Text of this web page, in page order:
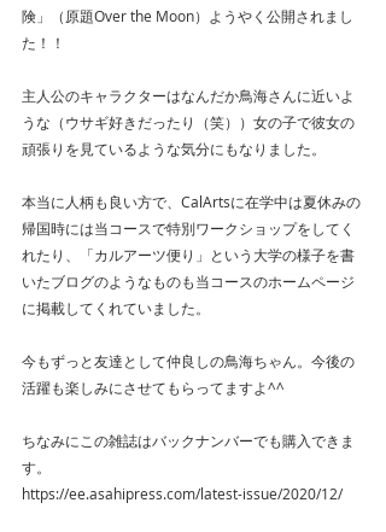
険」（原題Over the Moon）ようやく公開されまし
た！！
主人公のキャラクターはなんだか鳥海さんに近いよ
うな（ウサギ好きだったり（笑））女の子で彼女の
頑張りを見ているような気分にもなりました。
本当に人柄も良い方で、CalArtsに在学中は夏休みの
帰国時には当コースで特別ワークショップをしてく
れたり、「カルアーツ便り」という大学の様子を書
いたブログのようなものも当コースのホームページ
に掲載してくれていました。
今もずっと友達として仲良しの鳥海ちゃん。今後の
活躍も楽しみにさせてもらってますよ^^
ちなみにこの雑誌はバックナンバーでも購入できま
す。
https://ee.asahipress.com/latest-issue/2020/12/